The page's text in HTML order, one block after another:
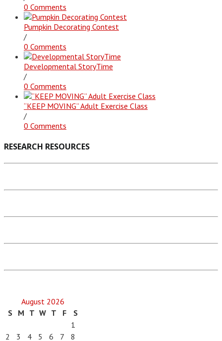
0 Comments
Pumpkin Decorating Contest
/
0 Comments
Developmental StoryTime
/
0 Comments
“KEEP MOVING” Adult Exercise Class
/
0 Comments
RESEARCH RESOURCES
August 2026
S
M T W T F
S
1
2
3 4 5 6 7 8